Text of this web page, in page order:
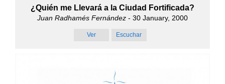
¿Quién me Llevará a la Ciudad Fortificada?
Juan Radhamés Fernández - 30 January, 2000
Ver Escuchar